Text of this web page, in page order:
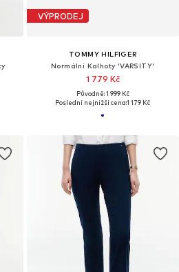
VÝPRODEJ
TOMMY HILFIGER
Normální Kalhoty 'VARSITY'
1 779 Kč
Původně: 1 999 Kč
Poslední nejnižší cena:1 179 Kč